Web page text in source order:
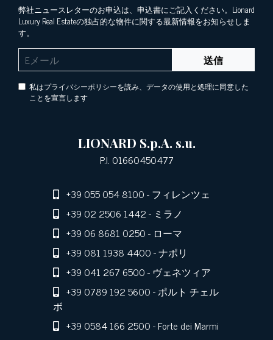
弊社ニュースレターのお申込は、申込書にご記入ください。Lionard
Luxury Real Estateの独占的な物件に関する最新情報をお知らせしま
す。
送信
私はプライバシーポリシーを読み、データの使用と処理に同意した
ことを宣言します
LIONARD S.p.A. s.u.
P.I. 01660450477
+39 055 054 8100- フィレンツェ
+39 02 2506 1442- ミラノ
+39 06 8681 0250- ローマ
+39 081 1938 4400- ナポリ
+39 041 267 6500- ヴェネツィア
+39 0789 192 5600- ポルト チェル
ボ
+39 0584 166 2500- Forte dei Marmi